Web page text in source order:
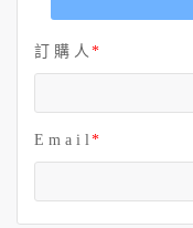
訂 購 人
E m a i l